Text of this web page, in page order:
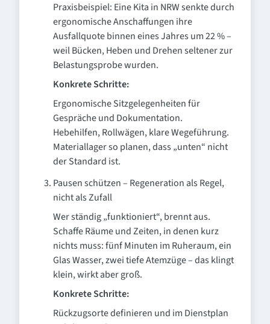
Praxisbeispiel: Eine Kita in NRW senkte durch
ergonomische Anschaffungen ihre
Ausfallquote binnen eines Jahres um 22 % –
weil Bücken, Heben und Drehen seltener zur
Belastungsprobe wurden.
Konkrete Schritte:
Ergonomische Sitzgelegenheiten für
Gespräche und Dokumentation.
Hebehilfen, Rollwägen, klare Wegeführung.
Materiallager so planen, dass „unten“ nicht
der Standard ist.
Pausen schützen – Regeneration als Regel,
nicht als Zufall
Wer ständig „funktioniert“, brennt aus.
Schaffe Räume und Zeiten, in denen kurz
nichts muss: fünf Minuten im Ruheraum, ein
Glas Wasser, zwei tiefe Atemzüge – das klingt
klein, wirkt aber groß.
Konkrete Schritte:
Rückzugsorte definieren und im Dienstplan